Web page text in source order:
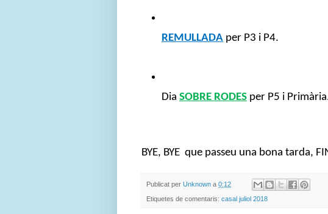
REMULLADA per P3 i P4.
Dia SOBRE RODES per P5 i
BYE, BYE  que passeu una bona
Publicat per Unknown a 0:12
Etiquetes de comentaris: casal juliol 2018